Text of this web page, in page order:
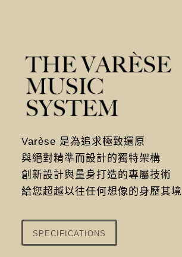
Varèse 是為追求極致還原
與絕對精準而設計的獨特架構
創新設計與量身打造的專屬技術
給您超越以往任何想像的身歷其境
SPECIFICATIONS